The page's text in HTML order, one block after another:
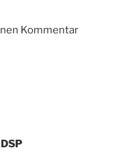
Kommentar